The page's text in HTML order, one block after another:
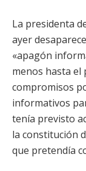
La presidenta
ayer
«apagón
menos hasta el
compromisos
informativos
tenía previsto
la constitución
que pretendía